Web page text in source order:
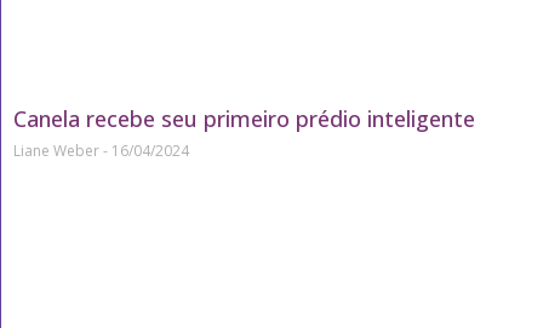
Canela recebe seu primeiro prédio inteligente
Liane Weber 16/04/2024